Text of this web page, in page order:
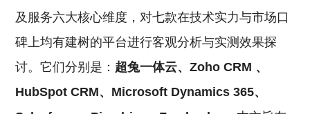
及服务六大核心维度，对七款在技术实力与市场口
碑上均有建树的平台进行客观分析与实测效果探
讨。它们分别是： 超兔一体云、Zoho CRM 、
HubSpot CRM、Microsoft Dynamics 365、